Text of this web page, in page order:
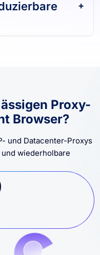
Proxy-
Browser?
und Datacenter-Proxys
wiederholbare